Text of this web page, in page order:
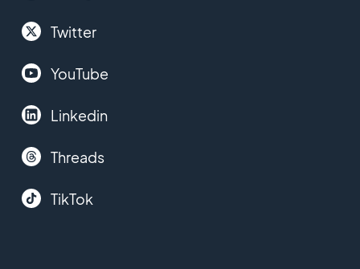
Twitter
YouTube
Linkedin
Threads
TikTok